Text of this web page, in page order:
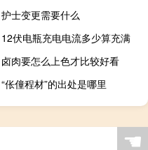
护士变更需要什么
12伏电瓶充电电流多少算充满
卤肉要怎么上色才比较好看
“伥僮程材”的出处是哪里
☚